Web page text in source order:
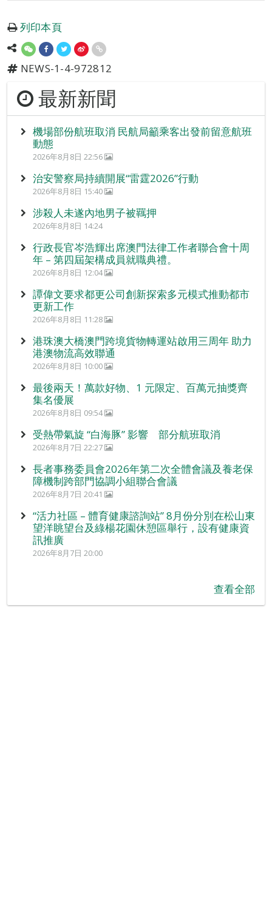
列印本頁
NEWS-1-4-972812
最新新聞
機場部份航班取消 民航局籲乘客出發前留意航班
動態
2026年8月8日 22:56
治安警察局持續開展“雷霆2026”行動
2026年8月8日 15:40
涉殺人未遂內地男子被羈押
2026年8月8日 14:24
行政長官岑浩輝出席澳門法律工作者聯合會十周
年 – 第四屆架構成員就職典禮。
2026年8月8日 12:04
譚偉文要求都更公司創新探索多元模式推動都市
更新工作
2026年8月8日 11:28
港珠澳大橋澳門跨境貨物轉運站啟用三周年 助力
港澳物流高效聯通
2026年8月8日 10:00
最後兩天！萬款好物、1 元限定、百萬元抽獎齊
集名優展
2026年8月8日 09:54
受熱帶氣旋 “白海豚” 影響 部分航班取消
2026年8月7日 22:27
長者事務委員會2026年第二次全體會議及養老保
障機制跨部門協調小組聯合會議
2026年8月7日 20:41
“活力社區 – 體育健康諮詢站” 8月份分別在松山東
望洋眺望台及綠楊花園休憩區舉行，設有健康資
訊推廣
2026年8月7日 20:00
查看全部